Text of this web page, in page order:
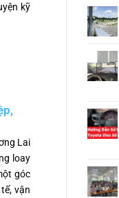
kỹ
Lai
loay
góc
vận